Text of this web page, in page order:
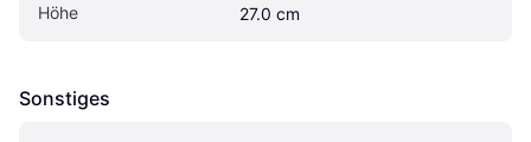
Höhe 27.0 cm
Sonstiges